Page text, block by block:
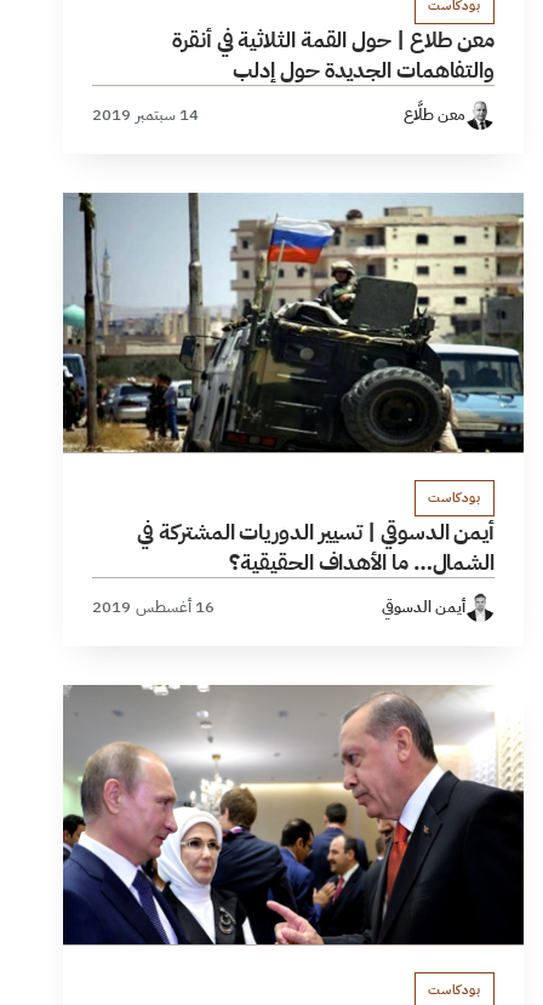
بودكاست
معن طلاع | حول القمة الثلاثية في أنقرة
والتفاهمات الجديدة حول إدلب
معن طلَّاع 14 سبتمبر 2019
بودكاست
أيمن الدسوقي | تسيير الدوريات المشتركة في
الشمال… ما الأهداف الحقيقية؟
أيمن الدسوقي 16 أغسطس 2019
بودكاست